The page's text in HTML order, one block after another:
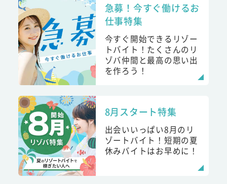
急募！今すぐ働けるお
仕事特集
今すぐ開始できるリゾー
トバイト！たくさんのリ
ゾバ仲間と最高の思い出
を作ろう！
8月スタート特集
出会いいっぱい8月のリ
ゾートバイト！短期の夏
休みバイトはお早めに！